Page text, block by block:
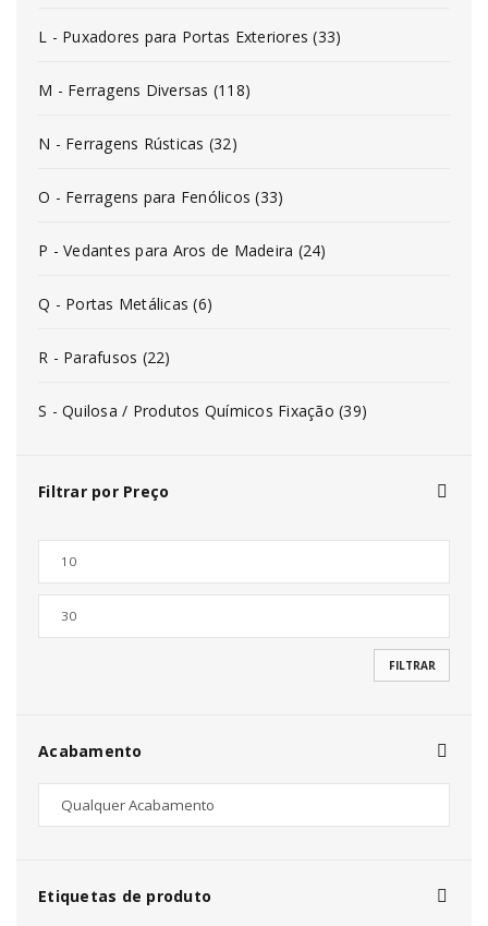
L - Puxadores para Portas Exteriores (33)
M - Ferragens Diversas (118)
N - Ferragens Rústicas (32)
O - Ferragens para Fenólicos (33)
P - Vedantes para Aros de Madeira (24)
Q - Portas Metálicas (6)
R - Parafusos (22)
S - Quilosa / Produtos Químicos Fixação (39)
Filtrar por Preço
FILTRAR
Acabamento
Etiquetas de produto